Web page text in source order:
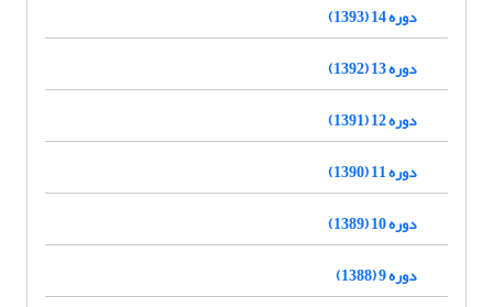
دوره 14 (1393)
دوره 13 (1392)
دوره 12 (1391)
دوره 11 (1390)
دوره 10 (1389)
دوره 9 (1388)